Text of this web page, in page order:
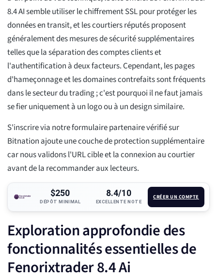
8.4 AI semble utiliser le chiffrement SSL pour protéger les
données en transit, et les courtiers réputés proposent
généralement des mesures de sécurité supplémentaires
telles que la séparation des comptes clients et
l'authentification à deux facteurs. Cependant, les pages
d'hameçonnage et les domaines contrefaits sont fréquents
dans le secteur du trading ; c'est pourquoi il ne faut jamais
se fier uniquement à un logo ou à un design similaire.
S'inscrire via notre formulaire partenaire vérifié sur
Bitnation ajoute une couche de protection supplémentaire
car nous validons l'URL cible et la connexion au courtier
avant de la recommander aux lecteurs.
$250
DÉPÔT MINIMAL
8.4/10
EXCELLENTE NOTE
CRÉER UN COMPTE
Exploration approfondie des
fonctionnalités essentielles de
Fenorixtrader 8.4 Ai